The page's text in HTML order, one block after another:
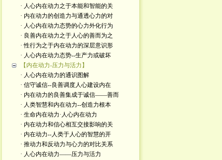
· 人心内在动力之于本能和智能的关
· 内在动力的创造力与通透心力的对
· 人心内在动力态势的心力外化行为
· 良善内在动力之于人心的善而为之
· 性行为之于内在动力的深层意识形
· 人心内在动力态势--生产力或破坏
【内在动力-压力与活力】
· 人心内在动力的通识图解
· 信守诚信--良善调度人心建设内在
· 内在动力的良善集成于诚信——善而
· 人类智慧和内在动力--创造力根本
· 生命内在动力·人心内在动力
· 内在动力和信心相互交接影响的关
· 内在动力--人类于人心的智慧的开
· 推动力和反动力与心力的对比关系
· 人心内在动力——压力与活力